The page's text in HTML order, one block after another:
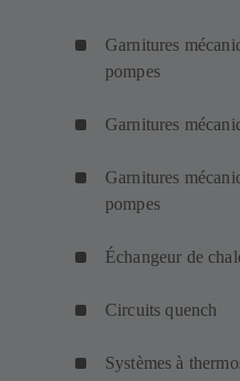
Garnitures
pompes
Garnitures
Garnitures
pompes
Échangeur de
Circuits quench
Systèmes à